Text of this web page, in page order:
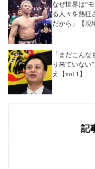
なぜ世界は“
る人々を熱狂
だから」【現
「まだこん
り来ていな
え【vol.1】
記